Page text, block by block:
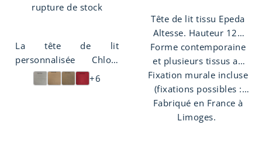
rupture de stock
La tête de lit
personnalisée Chloé,
modèle boutonnés
fabriqué dans notre
+6
Tête de lit tissu Epeda
Altesse. Hauteur 120
cm, épaisseur 8 cm,
structure en Bois MDF.
Existe en 4 largeurs.
Forme contemporaine
et plusieurs tissus au
choix. Lignes élégantes,
passage de plinthe et
mousse de confort
Fixation murale incluse
(fixations possibles :
murales, sommier, à
poser contre le mur).
Fabriqué en France à
Limoges.